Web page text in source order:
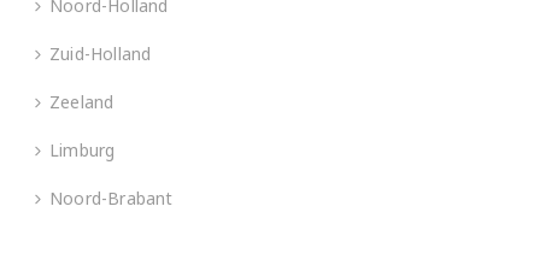
Noord-Holland
Zuid-Holland
Zeeland
Limburg
Noord-Brabant